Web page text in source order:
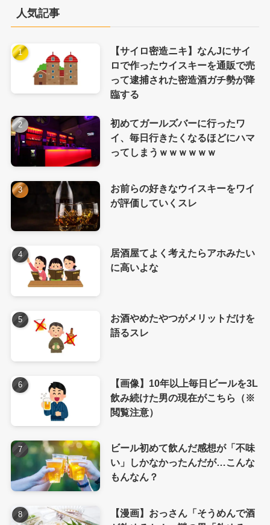
人気記事
【サイロ密造ニキ】なんJにサイ
ロで作ったウイスキーを通販で売
って逮捕された密造酒ガチ勢が降
臨する
初めてガールズバーに行ったワ
イ、毎日行きたくなるほどにハマ
ってしまうｗｗｗｗｗｗ
お前らの好きなウイスキーをワイ
が評価していくスレ
居酒屋てよく考えたらアホみたい
に高いよな
お酒やめたやつがメリットだけを
語るスレ
【画像】10年以上毎日ビールを3L
飲み続けた男の現在がこちら（※
閲覧注意）
ビール初めて飲んだ感想が「不味
い」しかなかったんだが…こんな
もんなん？
【漫画】おっさん「そうめんで酒